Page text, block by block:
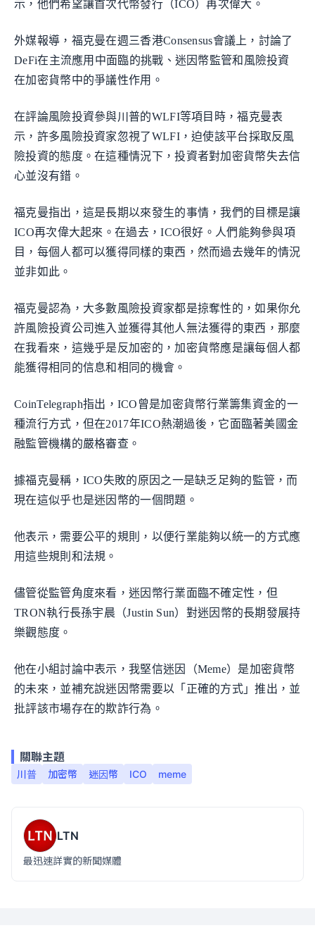
示，他們希望讓首次代幣發行（ICO）再次偉大。
外媒報導，福克曼在週三香港Consensus會議上，討論了
DeFi在主流應用中面臨的挑戰、迷因幣監管和風險投資
在加密貨幣中的爭議性作用。
在評論風險投資參與川普的WLFI等項目時，福克曼表
示，許多風險投資家忽視了WLFI，迫使該平台採取反風
險投資的態度。在這種情況下，投資者對加密貨幣失去信
心並沒有錯。
福克曼指出，這是長期以來發生的事情，我們的目標是讓
ICO再次偉大起來。在過去，ICO很好。人們能夠參與項
目，每個人都可以獲得同樣的東西，然而過去幾年的情況
並非如此。
福克曼認為，大多數風險投資家都是掠奪性的，如果你允
許風險投資公司進入並獲得其他人無法獲得的東西，那麼
在我看來，這幾乎是反加密的，加密貨幣應是讓每個人都
能獲得相同的信息和相同的機會。
CoinTelegraph指出，ICO曾是加密貨幣行業籌集資金的一
種流行方式，但在2017年ICO熱潮過後，它面臨著美國金
融監管機構的嚴格審查。
據福克曼稱，ICO失敗的原因之一是缺乏足夠的監管，而
現在這似乎也是迷因幣的一個問題。
他表示，需要公平的規則，以便行業能夠以統一的方式應
用這些規則和法規。
儘管從監管角度來看，迷因幣行業面臨不確定性，但
TRON執行長孫宇晨（Justin Sun）對迷因幣的長期發展持
樂觀態度。
他在小組討論中表示，我堅信迷因（Meme）是加密貨幣
的未來，並補充說迷因幣需要以「正確的方式」推出，並
批評該市場存在的欺詐行為。
關聯主題
川普 加密幣 迷因幣 ICO meme
LTN
最迅速詳實的新聞媒體